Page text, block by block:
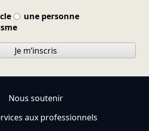
une personne
Je m’inscris
Nous soutenir
aux professionnels